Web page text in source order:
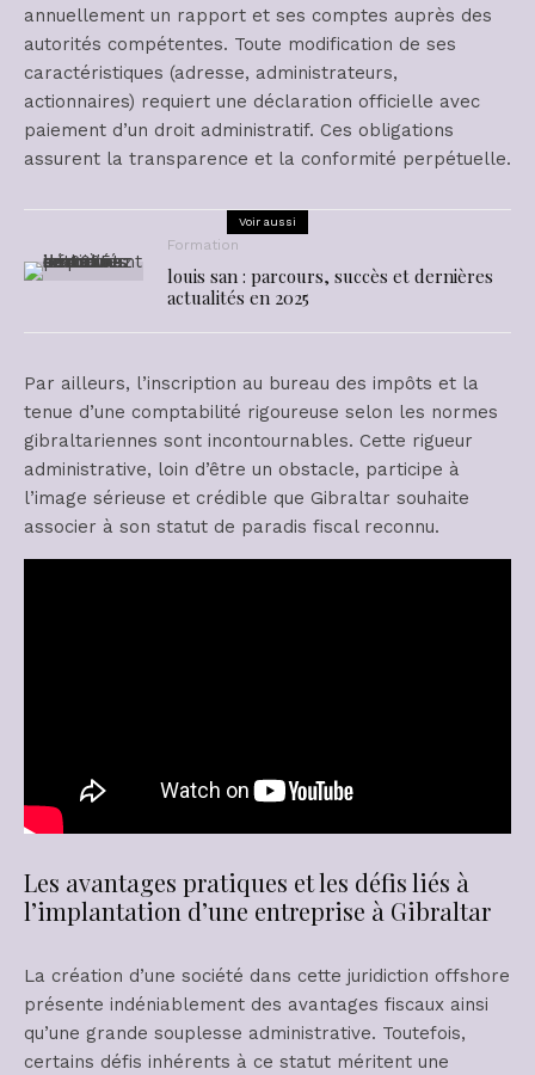
annuellement un rapport et ses comptes auprès des
autorités compétentes. Toute modification de ses
caractéristiques (adresse, administrateurs,
actionnaires) requiert une déclaration officielle avec
paiement d’un droit administratif. Ces obligations
assurent la transparence et la conformité perpétuelle.
Voir aussi
Formation
louis san : parcours, succès et dernières
actualités en 2025
Par ailleurs, l’inscription au bureau des impôts et la
tenue d’une comptabilité rigoureuse selon les normes
gibraltariennes sont incontournables. Cette rigueur
administrative, loin d’être un obstacle, participe à
l’image sérieuse et crédible que Gibraltar souhaite
associer à son statut de paradis fiscal reconnu.
Les avantages pratiques et les défis liés à
l’implantation d’une entreprise à Gibraltar
La création d’une société dans cette juridiction offshore
présente indéniablement des avantages fiscaux ainsi
qu’une grande souplesse administrative. Toutefois,
certains défis inhérents à ce statut méritent une